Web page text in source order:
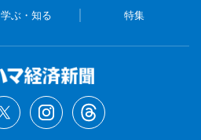
学ぶ・知る 特集